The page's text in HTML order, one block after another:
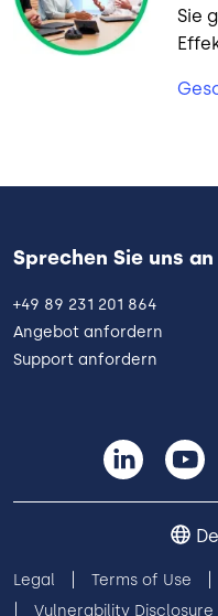
Sie
Sprechen Sie uns an
+49 89 231 201 864
Angebot anfordern
Support anfordern
Legal Terms of Use
Vulnerability Disclosure